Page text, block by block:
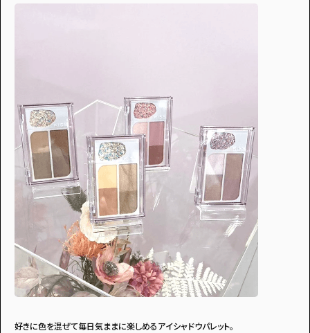
好きに色を混ぜて毎日気ままに楽しめるアイシャドウパレット。